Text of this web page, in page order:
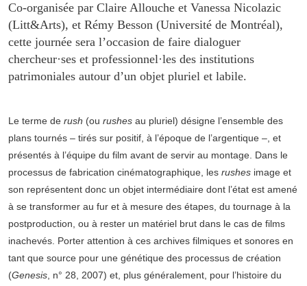
Co-organisée par Claire Allouche et Vanessa Nicolazic
(Litt&Arts), et Rémy Besson (Université de Montréal),
cette journée sera l’occasion de faire dialoguer
chercheur·ses et professionnel·les des institutions
patrimoniales autour d’un objet pluriel et labile.
Le terme de rush (ou rushes au pluriel) désigne l’ensemble des
plans tournés – tirés sur positif, à l’époque de l’argentique –, et
présentés à l’équipe du film avant de servir au montage. Dans le
processus de fabrication cinématographique, les rushes image et
son représentent donc un objet intermédiaire dont l’état est amené
à se transformer au fur et à mesure des étapes, du tournage à la
postproduction, ou à rester un matériel brut dans le cas de films
inachevés. Porter attention à ces archives filmiques et sonores en
tant que source pour une génétique des processus de création
(Genesis, n° 28, 2007) et, plus généralement, pour l’histoire du